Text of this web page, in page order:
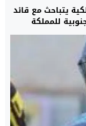
يتباحث مع قائد
للمملكة